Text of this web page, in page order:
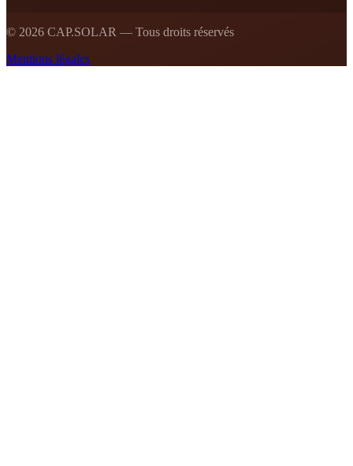
© 2026 CAP.SOLAR — Tous droits réservés
Mentions légales